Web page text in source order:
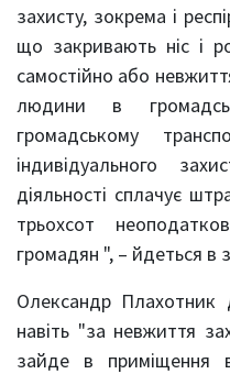
захисту, зокрема і
що закривають ніс і
самостійно або
людини в
громадському
індивідуального
діяльності сплачує
трьохсот
громадян ", – йдеться в
Олександр
навіть "за невжиття
зайде в приміщення